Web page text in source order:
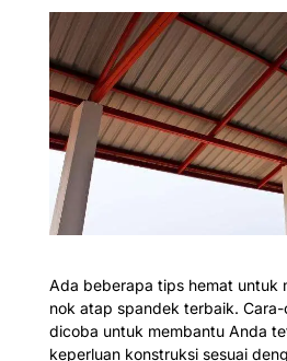
Ada beberapa tips hemat untuk
nok atap spandek terbaik.
dicoba untuk membantu Anda
keperluan konstruksi sesuai